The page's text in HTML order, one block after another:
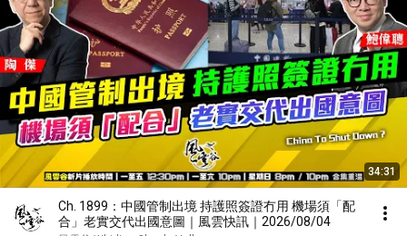
34:31
Ch. 1899：中國管制出境 持護照簽證冇用 機場須「配
合」老實交代出國意圖｜風雲快訊｜2026/08/04